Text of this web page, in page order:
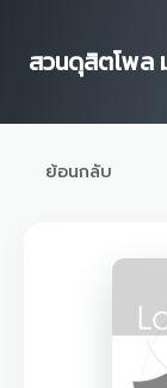
content
สวนดุสิตโพล
ย้อนกลับ